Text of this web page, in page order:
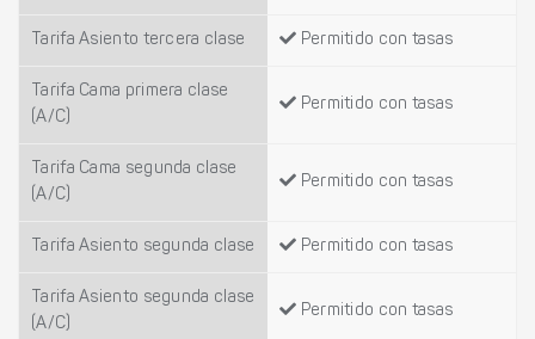
Tarifa Asiento tercera clase Permitido con tasas
Tarifa Cama primera clase
(A/C)
Permitido con tasas
Tarifa Cama segunda clase
(A/C)
Permitido con tasas
Tarifa Asiento segunda clase Permitido con tasas
Tarifa Asiento segunda clase
(A/C)
Permitido con tasas